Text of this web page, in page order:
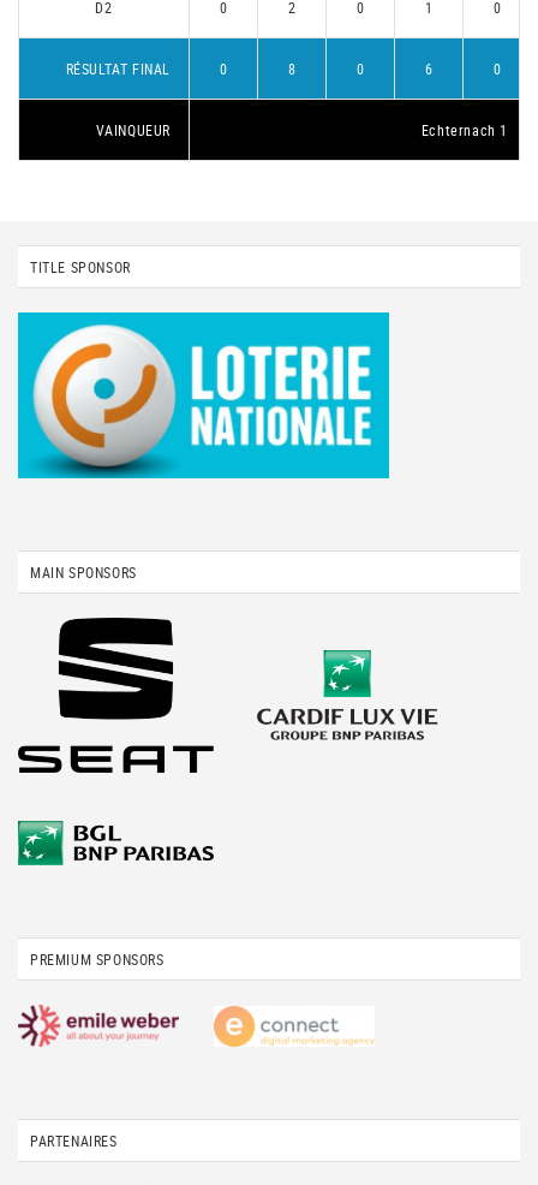
D2 0 2 0 1 0
RÉSULTAT FINAL 0 8 0 6 0
VAINQUEUR Echternach 1
TITLE SPONSOR
MAIN SPONSORS
PREMIUM SPONSORS
PARTENAIRES